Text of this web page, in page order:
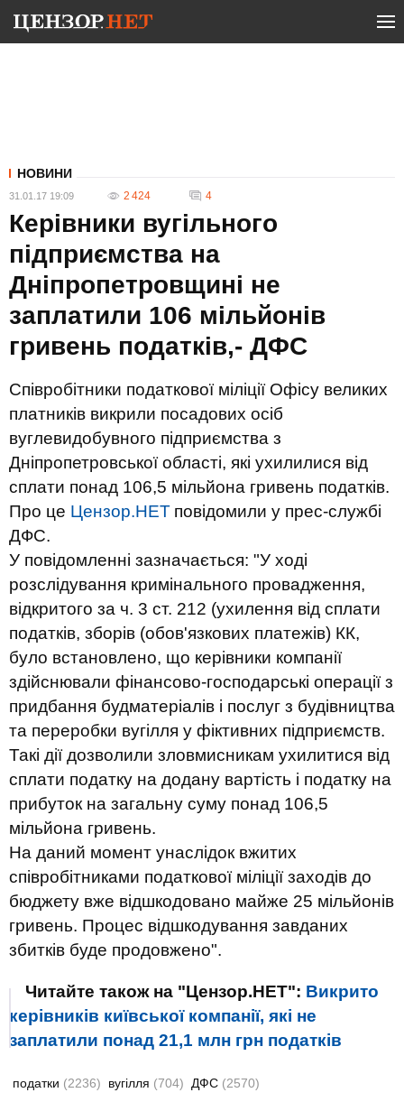
НОВИНИ
31.01.17 19:09 2 424 4
Керівники вугільного
підприємства на
Дніпропетровщині не
заплатили 106 мільйонів
гривень податків,- ДФС
Співробітники податкової міліції Офісу великих
платників викрили посадових осіб
вуглевидобувного підприємства з
Дніпропетровської області, які ухилилися від
сплати понад 106,5 мільйона гривень податків.
Про це Цензор.НЕТ повідомили у прес-службі
ДФС.
У повідомленні зазначається: "У ході
розслідування кримінального провадження,
відкритого за ч. 3 ст. 212 (ухилення від сплати
податків, зборів (обов'язкових платежів) КК,
було встановлено, що керівники компанії
здійснювали фінансово-господарські операції з
придбання будматеріалів і послуг з будівництва
та переробки вугілля у фіктивних підприємств.
Такі дії дозволили зловмисникам ухилитися від
сплати податку на додану вартість і податку на
прибуток на загальну суму понад 106,5
мільйона гривень.
На даний момент унаслідок вжитих
співробітниками податкової міліції заходів до
бюджету вже відшкодовано майже 25 мільйонів
гривень. Процес відшкодування завданих
збитків буде продовжено".
Читайте також на "Цензор.НЕТ": Викрито
керівників київської компанії, які не
заплатили понад 21,1 млн грн податків
податки (2236) вугілля (704) ДФС (2570)